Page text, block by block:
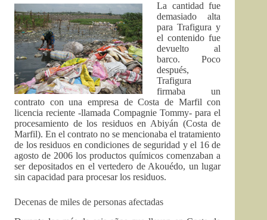
La cantidad fue
demasiado alta
para Trafigura y
el contenido fue
devuelto al
barco. Poco
después,
Trafigura
firmaba un
contrato con una empresa de Costa de Marfil con
licencia reciente -llamada Compagnie Tommy- para el
procesamiento de los residuos en Abiyán (Costa de
Marfil). En el contrato no se mencionaba el tratamiento
de los residuos en condiciones de seguridad y el 16 de
agosto de 2006 los productos químicos comenzaban a
ser depositados en el vertedero de Akouédo, un lugar
sin capacidad para procesar los residuos.
Decenas de miles de personas afectadas